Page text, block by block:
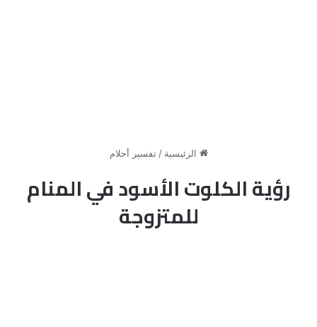
الرئيسية / تفسير أحلام
رؤية الكلوت الأسود في المنام
للمتزوجة